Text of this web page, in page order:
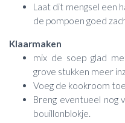
Laat dit mengsel een
de pompoen goed
Klaarmaken
mix de soep glad
grove stukken meer
Voeg de kookroom
Breng eventueel nog
bouillonblokje.